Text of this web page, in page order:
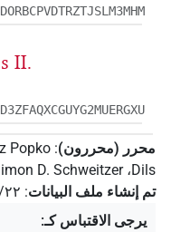
II.
محرر (محررون):
Popko
Dils،D. Schweitzer
تم إنشاء ملف البيانات:
يرجى الاقتباس كـ: